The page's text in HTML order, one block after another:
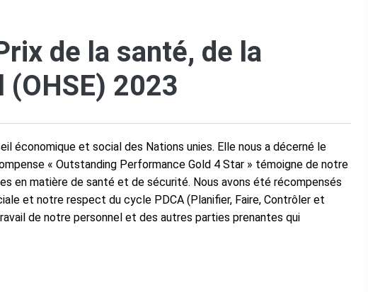
de la santé, de la
2023
économique et social des Nations unies. Elle nous a décerné le
« Outstanding Performance Gold 4 Star » témoigne de notre
en matière de santé et de sécurité. Nous avons été récompensés
et notre respect du cycle PDCA (Planifier, Faire, Contrôler et
de notre personnel et des autres parties prenantes qui